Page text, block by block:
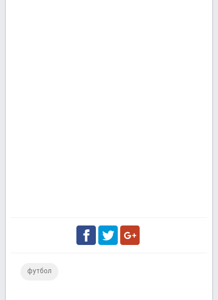
футбол